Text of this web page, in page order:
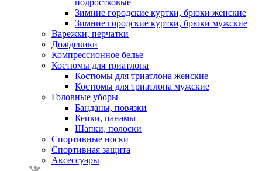
подростковые
Зимние городские куртки, брюки женские
Зимние городские куртки, брюки мужские
Варежки, перчатки
Дождевики
Компрессионное белье
Костюмы для триатлона
Костюмы для триатлона женские
Костюмы для триатлона мужские
Головные уборы
Банданы, повязки
Кепки, панамы
Шапки, полоски
Спортивные носки
Спортивная защита
Аксессуары